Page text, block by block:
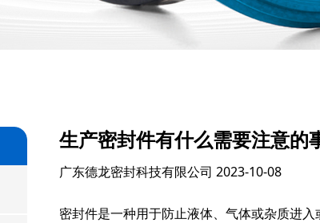
生产密封件有什么需要注意的
广东德龙密封科技有限公司 2023-10-08
密封件是一种用于防止液体、气体或杂质进